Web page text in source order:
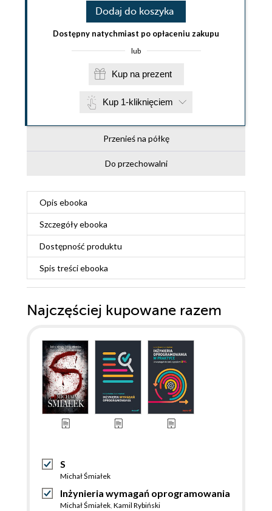
Dodaj do koszyka
Dostępny natychmiast po opłaceniu zakupu
lub
Kup na prezent
Kup 1-kliknięciem
Przenieś na półkę
Do przechowalni
Opis ebooka
Szczegółyebooka
Dostępność produktu
Spis treściebooka
Najczęściej kupowane razem
S
Michał Śmiałek
Inżynieria wymagań oprogramowania
Michał Śmiałek, Kamil Rybiński